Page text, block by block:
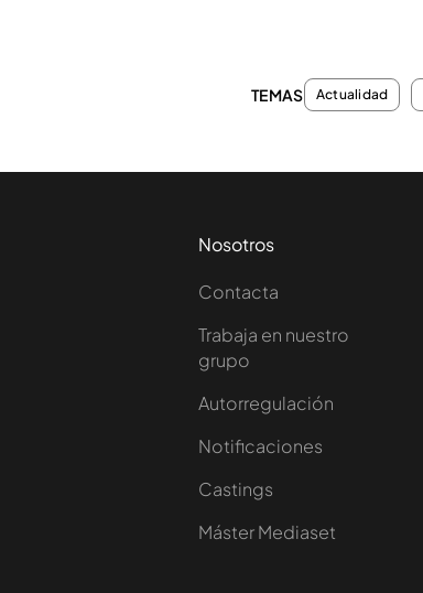
TEMAS Actualidad
Nosotros
Contacta
Trabaja en nuestro
grupo
Autorregulación
Notificaciones
Castings
Máster Mediaset